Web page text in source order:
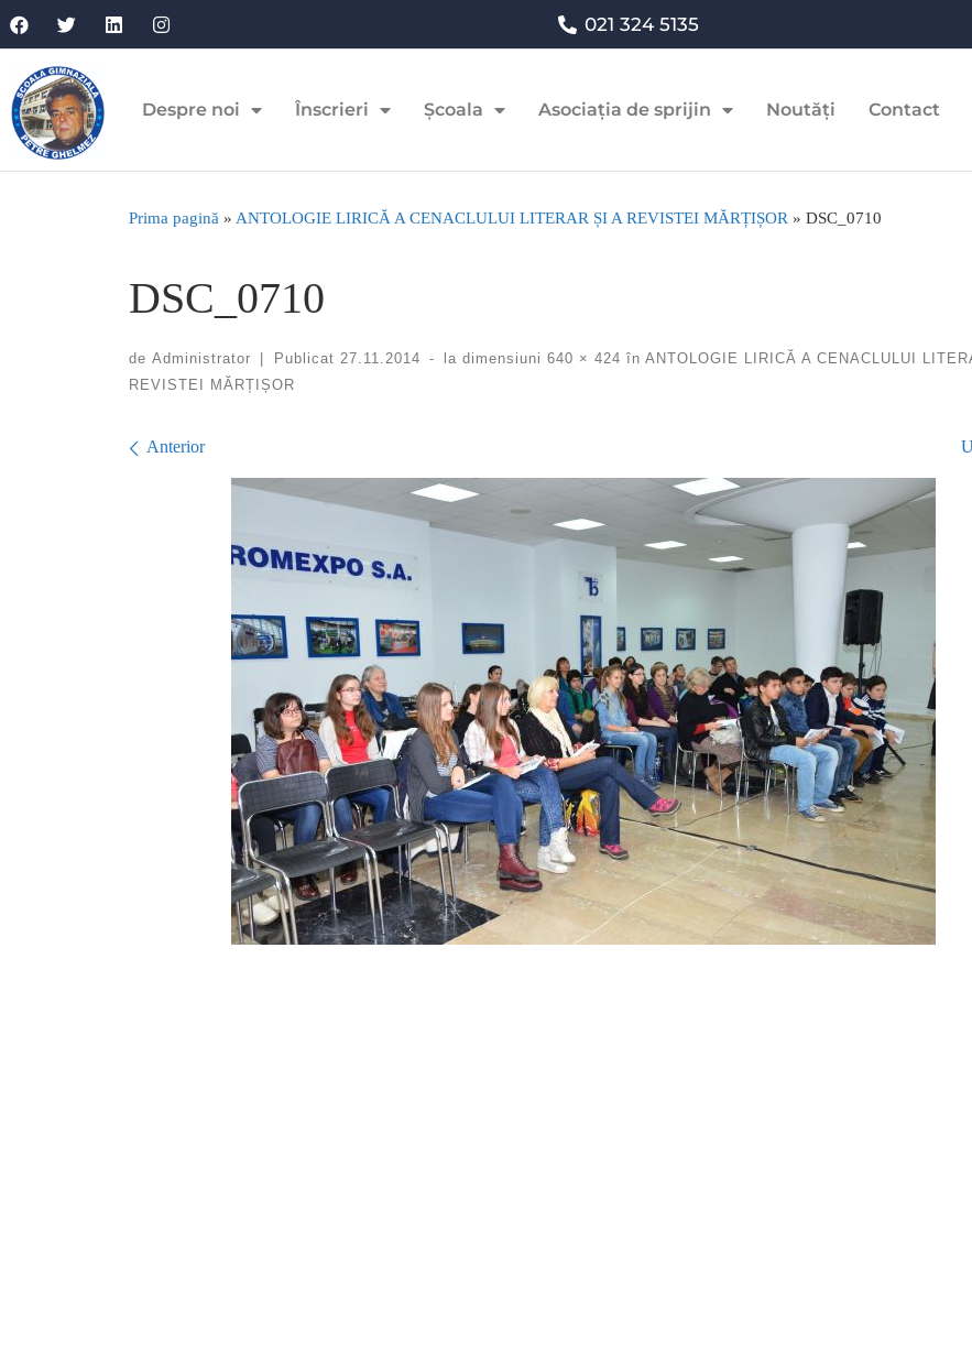
021 324 5135
Despre noi Înscrieri Școala Asociația de sprijin Noutăți Contact
Prima pagină » ANTOLOGIE LIRICĂ A CENACLULUI LITERAR ȘI A REVISTEI MĂRȚIȘOR » DSC_0710
DSC_0710
de Administrator | Publicat 27.11.2014 - la dimensiuni 640 × 424 în ANTOLOGIE LIRICĂ A CENACLULUI
REVISTEI MĂRȚIȘOR
Navigare în imagini
Anterior